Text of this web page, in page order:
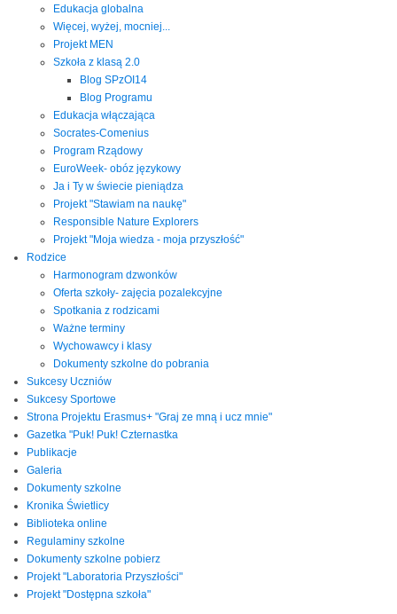
Edukacja globalna
Więcej, wyżej, mocniej...
Projekt MEN
Szkoła z klasą 2.0
Blog SPzOI14
Blog Programu
Edukacja włączająca
Socrates-Comenius
Program Rządowy
EuroWeek- obóz językowy
Ja i Ty w świecie pieniądza
Projekt "Stawiam na naukę"
Responsible Nature Explorers
Projekt "Moja wiedza - moja przyszłość"
Rodzice
Harmonogram dzwonków
Oferta szkoły- zajęcia pozalekcyjne
Spotkania z rodzicami
Ważne terminy
Wychowawcy i klasy
Dokumenty szkolne do pobrania
Sukcesy Uczniów
Sukcesy Sportowe
Strona Projektu Erasmus+ "Graj ze mną i ucz mnie"
Gazetka "Puk! Puk! Czternastka
Publikacje
Galeria
Dokumenty szkolne
Kronika Świetlicy
Biblioteka online
Regulaminy szkolne
Dokumenty szkolne pobierz
Projekt "Laboratoria Przyszłości"
Projekt "Dostępna szkoła"